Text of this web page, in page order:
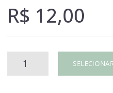
R$ 12,00